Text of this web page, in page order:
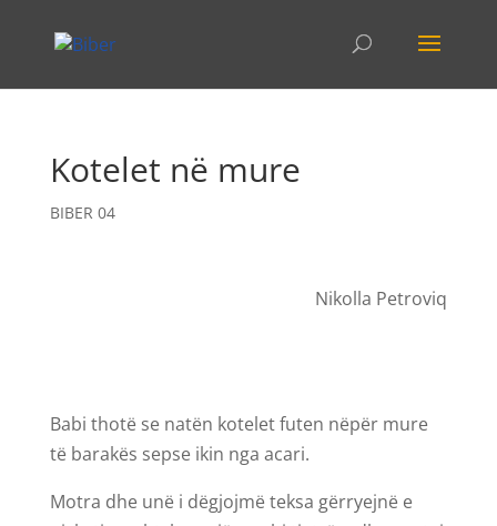
Kotelet në mure
BIBER 04
Nikolla Petroviq
Babi thotë se natën kotelet futen nëpër mure
të barakës sepse ikin nga acari.
Motra dhe unë i dëgjojmë teksa gërryejnë e